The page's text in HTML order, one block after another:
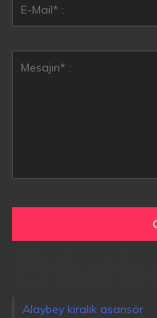
Alaybey kiralık asansör